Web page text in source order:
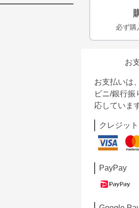
必ず購
お
お支払いは
ビニ/銀行振
応していま
クレジッ
PayPay